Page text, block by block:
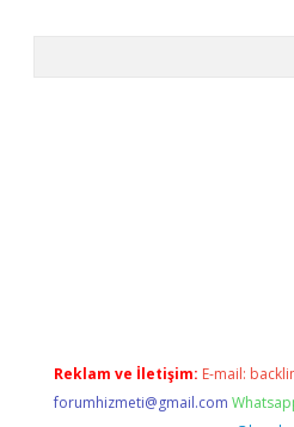
Reklam ve İletişim: E-mail:
forumhizmeti@gmail.com